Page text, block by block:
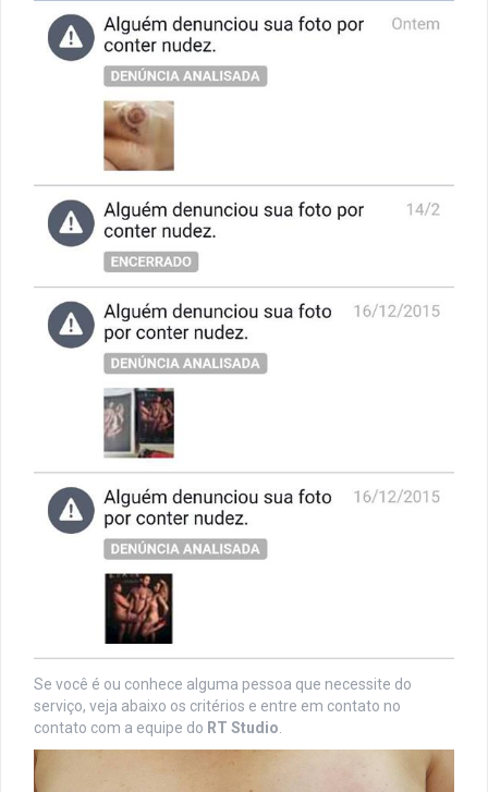
Se você é ou conhece alguma pessoa que necessite do
serviço, veja abaixo os critérios e entre em contato no
contato com a equipe do RT Studio.